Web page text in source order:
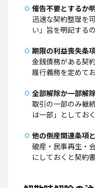
催告不要とするか
迅速な契約整理を
い」旨を明記する
期限の利益喪失条
金銭債務がある契
履行義務を定めて
全部解除か一部解
取引の一部のみ継
は一部」としてお
他の倒産関連条項
破産・民事再生・
にしておくと契約